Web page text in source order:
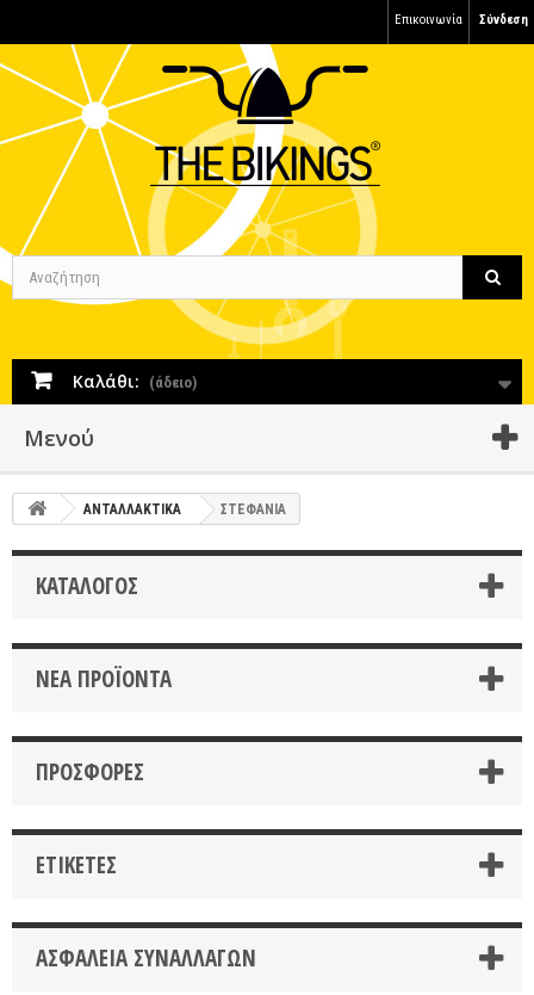
Σύνδεση
Επικοινωνία
Καλάθι: (άδειο)
Μενού
ΑΝΤΑΛΛΑΚΤΙΚΑ ΣΤΕΦΑΝΙΑ
ΚΑΤΆΛΟΓΟΣ
ΝΈΑ ΠΡΟΪΌΝΤΑ
ΠΡΟΣΦΟΡΈΣ
ΕΤΙΚΈΤΕΣ
ΑΣΦΆΛΕΙΑ ΣΥΝΑΛΛΑΓΏΝ